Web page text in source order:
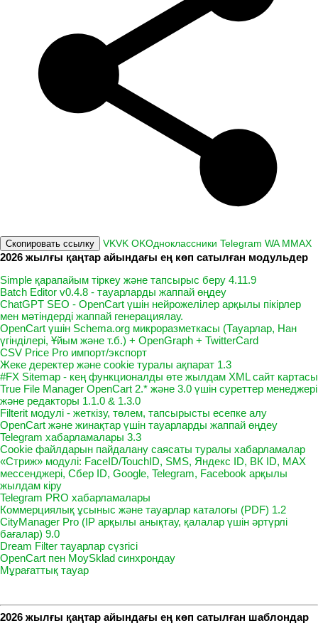
Скопировать ссылку VKVK OKОдноклассники Telegram WA MMAX
2026 жылғы қаңтар айындағы ең көп сатылған модульдер
Simple қарапайым тіркеу және тапсырыс беру 4.11.9
Batch Editor v0.4.8 - тауарларды жаппай өңдеу
ChatGPT SEO - OpenCart үшін нейрожелілер арқылы пікірлер
мен мәтіндерді жаппай генерациялау.
OpenCart үшін Schema.org микроразметкасы (Тауарлар, Нан
үгінділері, Ұйым және т.б.) + OpenGraph + TwitterCard
CSV Price Pro импорт/экспорт
Жеке деректер және cookie туралы ақпарат 1.3
#FX Sitemap - кең функционалды өте жылдам XML сайт картасы
True File Manager OpenCart 2.* және 3.0 үшін суреттер менеджері
және редакторы 1.1.0 & 1.3.0
Filterit модулі - жеткізу, төлем, тапсырысты есепке алу
OpenCart және жинақтар үшін тауарларды жаппай өңдеу
Telegram хабарламалары 3.3
Cookie файлдарын пайдалану саясаты туралы хабарламалар
«Стриж» модулі: FaceID/TouchID, SMS, Яндекс ID, ВК ID, MAX
мессенджері, Сбер ID, Google, Telegram, Facebook арқылы
жылдам кіру
Telegram PRO хабарламалары
Коммерциялық ұсыныс және тауарлар каталогы (PDF) 1.2
CityManager Pro (IP арқылы анықтау, қалалар үшін әртүрлі
бағалар) 9.0
Dream Filter тауарлар сүзгісі
OpenCart пен MoySklad синхрондау
Мұрағаттық тауар
2026 жылғы қаңтар айындағы ең көп сатылған шаблондар